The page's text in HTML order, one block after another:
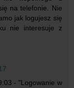
na telefonie. Nie
jak logujesz się
nie interesuje z
- "Logowanie w